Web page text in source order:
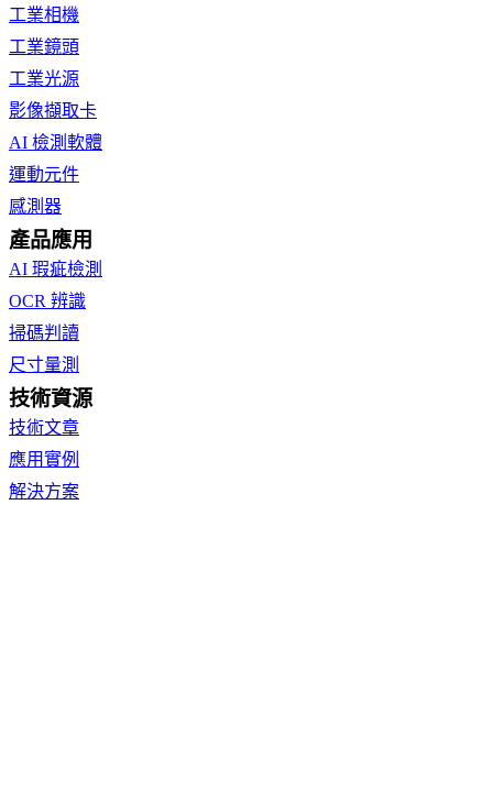
工業相機
工業鏡頭
工業光源
影像擷取卡
AI 檢測軟體
運動元件
感測器
產品應用
AI 瑕疵檢測
OCR 辨識
掃碼判讀
尺寸量測
技術資源
技術文章
應用實例
解決方案